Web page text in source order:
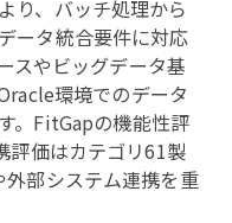
り、バッチ処理から
ータ統合要件に対応
スやビッグデータ基
環境でのデータ
。FitGapの機能性評
評価はカテゴリ61製
部システム連携を重